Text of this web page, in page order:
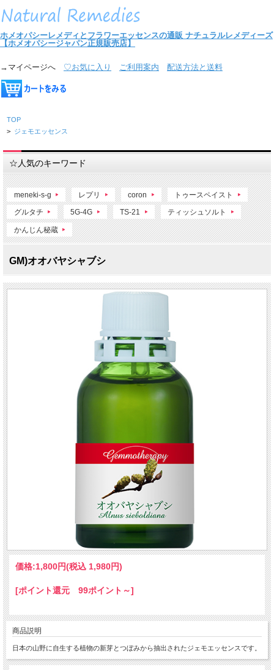
ホメオパシーレメディとフラワーエッセンスの通販 ナチュラルレメディーズ
【ホメオパシージャパン正規販売店】
→マイページへ ♡お気に入り ご利用案内 配送方法と送料
TOP
> ジェモエッセンス
☆人気のキーワード
meneki-s-g レプリ coron トゥースペイスト
グルタチ 5G-4G TS-21 ティッシュソルト
かんじん秘蔵
GM)オオバヤシャブシ
価格:1,800円(税込 1,980円)
[ポイント還元 99ポイント～]
商品説明
日本の山野に自生する植物の新芽とつぼみから抽出されたジェモエッセンスです。